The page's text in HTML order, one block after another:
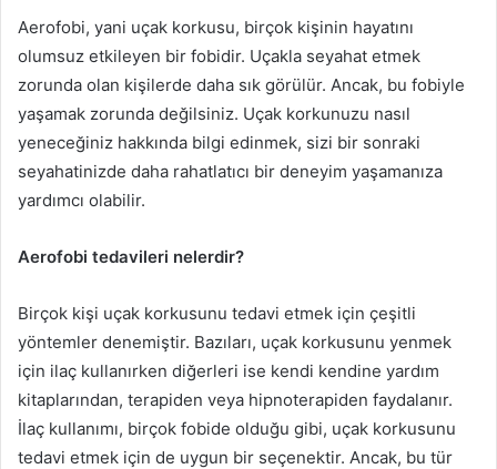
Aerofobi, yani uçak korkusu, birçok kişinin hayatını
olumsuz etkileyen bir fobidir. Uçakla seyahat etmek
zorunda olan kişilerde daha sık görülür. Ancak, bu fobiyle
yaşamak zorunda değilsiniz. Uçak korkunuzu nasıl
yeneceğiniz hakkında bilgi edinmek, sizi bir sonraki
seyahatinizde daha rahatlatıcı bir deneyim yaşamanıza
yardımcı olabilir.
Aerofobi tedavileri nelerdir?
Birçok kişi uçak korkusunu tedavi etmek için çeşitli
yöntemler denemiştir. Bazıları, uçak korkusunu yenmek
için ilaç kullanırken diğerleri ise kendi kendine yardım
kitaplarından, terapiden veya hipnoterapiden faydalanır.
İlaç kullanımı, birçok fobide olduğu gibi, uçak korkusunu
tedavi etmek için de uygun bir seçenektir. Ancak, bu tür